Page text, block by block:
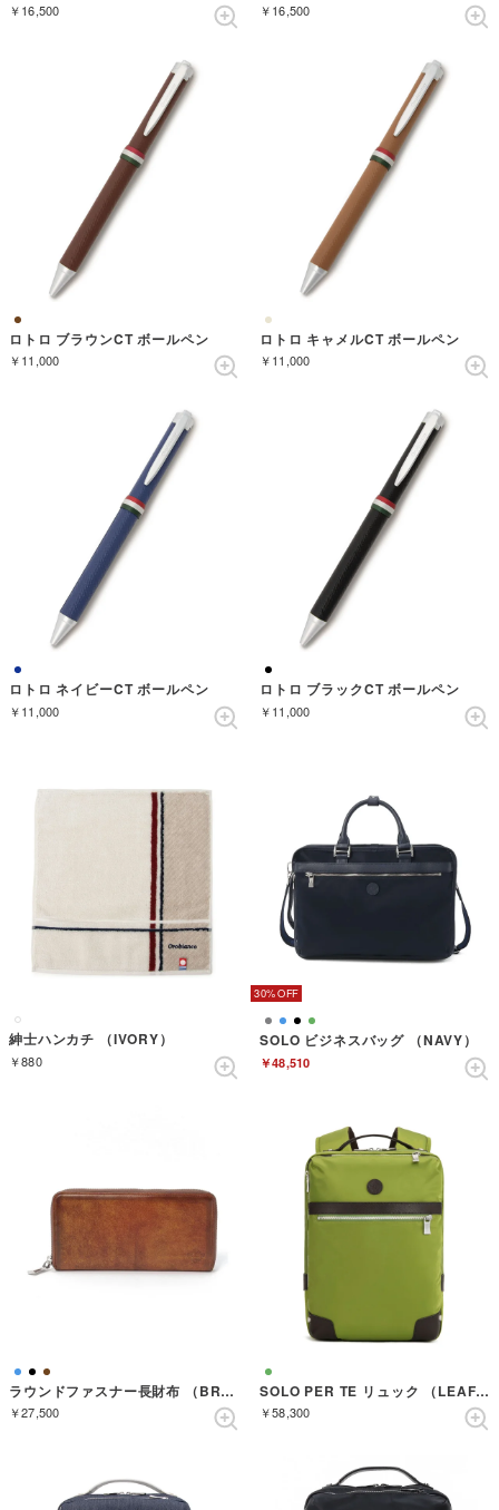
￥16,500 ￥16,500
ロトロ ブラウンCT ボールペン
￥11,000
ロトロ キャメルCT ボールペン
￥11,000
ロトロ ネイビーCT ボールペン
￥11,000
ロトロ ブラックCT ボールペン
￥11,000
紳士ハンカチ （IVORY）
￥880
30%
SOLO ビジネスバッグ （NAVY）
￥48,510
ラウンドファスナー長財布 （BROWN）
￥27,500
SOLO PER TE リュック （LEAF GREEN）
￥58,300